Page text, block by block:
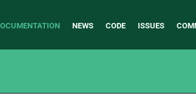
NEWS CODE ISSUES